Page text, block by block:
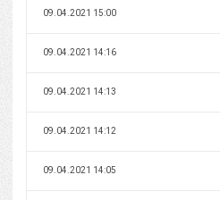
09.04.2021 15:00
09.04.2021 14:16
09.04.2021 14:13
09.04.2021 14:12
09.04.2021 14:05